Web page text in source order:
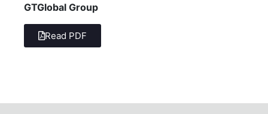
GTGlobal Group
Read PDF